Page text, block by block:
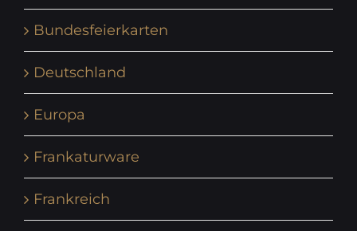
Bundesfeierkarten
Deutschland
Europa
Frankaturware
Frankreich